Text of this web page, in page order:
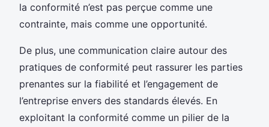
la conformité n’est pas perçue comme une
contrainte, mais comme une opportunité.
De plus, une communication claire autour des
pratiques de conformité peut rassurer les parties
prenantes sur la fiabilité et l’engagement de
l’entreprise envers des standards élevés. En
exploitant la conformité comme un pilier de la